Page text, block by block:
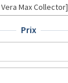
Max Collector]
Prix